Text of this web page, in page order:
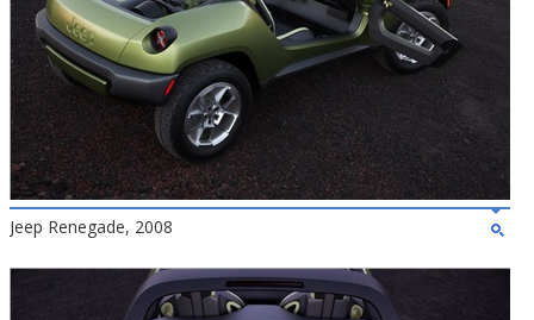
Jeep Renegade, 2008